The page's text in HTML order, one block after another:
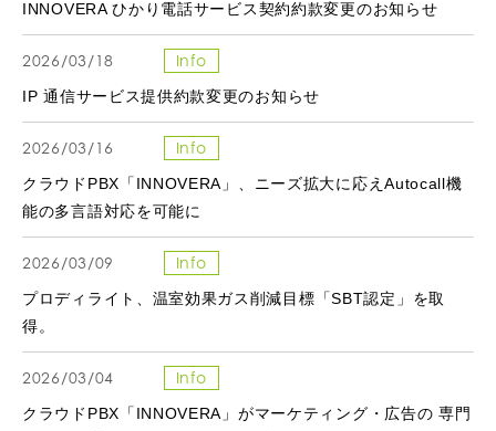
INNOVERA ひかり電話サービス契約約款変更のお知らせ
2026/03/18 Info
IP 通信サービス提供約款変更のお知らせ
2026/03/16 Info
クラウドPBX「INNOVERA」、ニーズ拡大に応えAutocall機
能の多言語対応を可能に
2026/03/09 Info
プロディライト、温室効果ガス削減目標「SBT認定」を取
得。
2026/03/04 Info
クラウドPBX「INNOVERA」がマーケティング・広告の 専門